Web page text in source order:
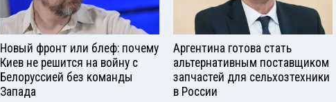
Новый фронт или блеф: почему
Киев не решится на войну с
Белоруссией без команды
Запада
Аргентина готова стать
альтернативным поставщиком
запчастей для сельхозтехники
в России